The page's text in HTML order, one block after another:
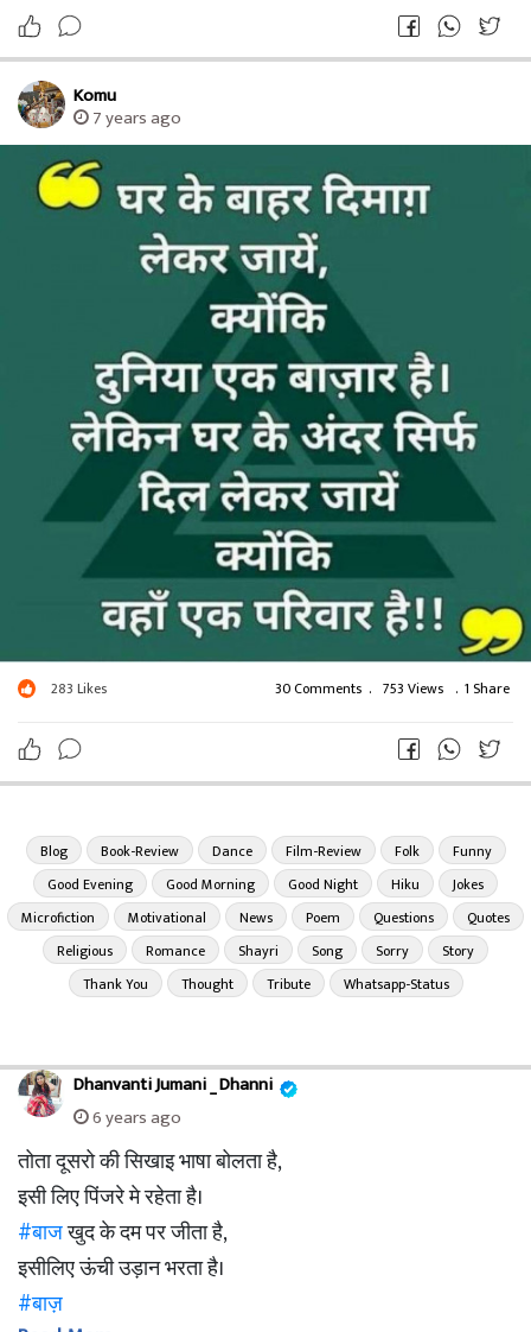
Komu
7 years ago
283 Likes 30 Comments . 753 Views . 1 Share
Blog Book-Review Dance Film-Review Folk
Funny
Good Evening
Good Morning Good Night Hiku
Jokes
Microfiction
Motivational News Poem Questions
Quotes
Religious
Romance Shayri Song Sorry
Story
Thank You
Thought Tribute Whatsapp-Status
Dhanvanti Jumani _ Dhanni
6 years ago
तोता दूसरो की सिखाइ भाषा बोलता है,
इसी लिए पिंजरे मे रहेता है।
#बाजखुद के दम पर जीता है,
इसीलिए ऊंची उड़ान भरता है।
#बाज़